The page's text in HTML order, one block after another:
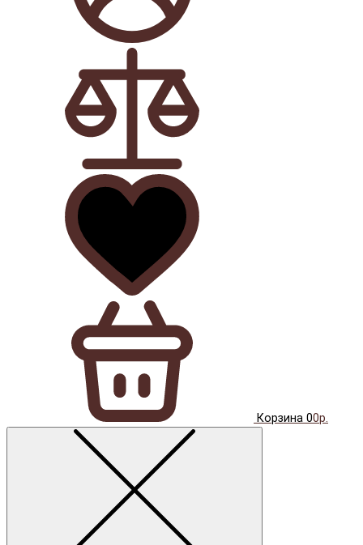
Корзина 00р.